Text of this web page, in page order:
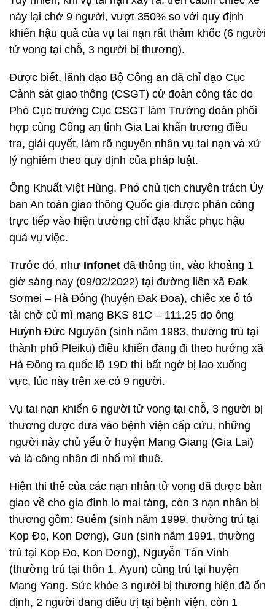
này lại chở 9 người, vượt 350% so với quy định
khiến hậu quả của vụ tai nạn rất thảm khốc (6 người
tử vong tại chỗ, 3 người bị thương).
Được biết, lãnh đạo Bộ Công an đã chỉ đạo Cục
Cảnh sát giao thông (CSGT) cử đoàn công tác do
Phó Cục trưởng Cục CSGT làm Trưởng đoàn phối
hợp cùng Công an tỉnh Gia Lai khẩn trương điều
tra, giải quyết, làm rõ nguyên nhân vụ tai nạn và xử
lý nghiêm theo quy định của pháp luật.
Ông Khuất Việt Hùng, Phó chủ tịch chuyên trách Ủy
ban An toàn giao thông Quốc gia được phân công
trực tiếp vào hiện trường chỉ đạo khắc phục hậu
quả vụ việc.
Trước đó, như Infonet đã thông tin, vào khoảng 1
giờ sáng nay (09/02/2022) tại đường liên xã Đak
Sơmei – Hà Đông (huyện Đak Đoa), chiếc xe ô tô
tải chở củ mì mang BKS 81C – 111.25 do ông
Huỳnh Đức Nguyên (sinh năm 1983, thường trú tại
thành phố Pleiku) điều khiển đang đi theo hướng xã
Hà Đông ra quốc lộ 19D thì bất ngờ bị lao xuống
vực, lúc này trên xe có 9 người.
Vụ tai nạn khiến 6 người tử vong tại chỗ, 3 người bị
thương được đưa vào bệnh viện cấp cứu, những
người này chủ yếu ở huyện Mang Giang (Gia Lai)
và là công nhân đi nhổ mì thuê.
Hiện thi thể của các nạn nhân tử vong đã được bàn
giao về cho gia đình lo mai táng, còn 3 nạn nhân bị
thương gồm: Guêm (sinh năm 1999, thường trú tại
Kop Đo, Kon Dơng), Gun (sinh năm 1991, thường
trú tại Kop Đo, Kon Dơng), Nguyễn Tấn Vinh
(thường trú tại thôn 1, Ayun) cùng trú tại huyện
Mang Yang. Sức khỏe 3 người bị thương hiện đã ổn
định, 2 người đang điều trị tại bệnh viện, còn 1